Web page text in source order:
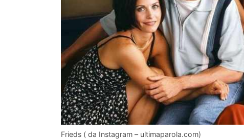
Frieds ( da Instagram – ultimaparola.com)